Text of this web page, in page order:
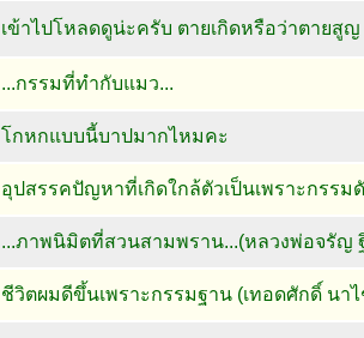
เข้าไปโหลดดูน่ะครับ ตายเกิดหรือว่าตายสูญ
...กรรมที่ทำกับแมว...
โกหกแบบนี้บาปมากไหมคะ
อุปสรรคปัญหาที่เกิดใกล้ตัวเป็นเพราะกรรม
...ภาพนิมิตที่สวนสามพราน...(หลวงพ่อจรัญ
ชีวิตผมดีขึ้นเพราะกรรมฐาน (เทอดศักดิ์ นาไ